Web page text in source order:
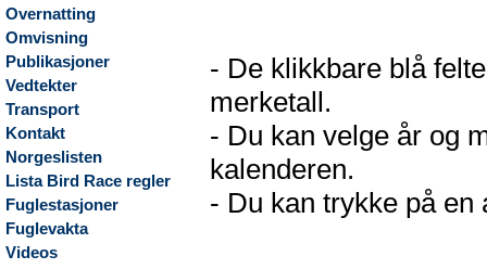
Overnatting
Omvisning
Publikasjoner
Vedtekter
Transport
Kontakt
Norgeslisten
Lista Bird Race regler
Fuglestasjoner
Fuglevakta
Videos
- De klikkbare blå
merketall.
- Du kan velge år og
kalenderen.
- Du kan trykke på en